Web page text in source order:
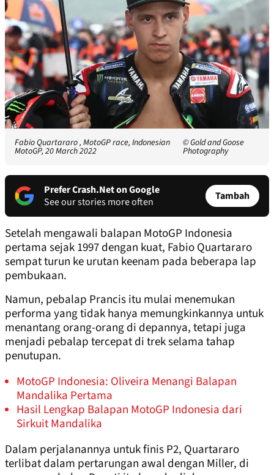
Fabio Quartararo , MotoGP race, Indonesian
MotoGP, 20 March 2022
© Gold and Goose
Photography
Prefer Crash.Net on Google
See our stories more often
Tambah
Setelah mengawali balapan MotoGP Indonesia
pertama sejak 1997 dengan kuat, Fabio Quartararo
sempat turun ke urutan keenam pada beberapa lap
pembukaan.
Namun, pebalap Prancis itu mulai menemukan
performa yang tidak hanya memungkinkannya untuk
menantang orang-orang di depannya, tetapi juga
menjadi pebalap tercepat di trek selama tahap
penutupan.
MotoGP Indonesia: Oliveira Menangi Balapan
Mandalika Pertama
Hasil Lengkap Balapan MotoGP Indonesia dari
Sirkuit Mandalika
Dalam perjalanannya untuk finis P2, Quartararo
terlibat dalam pertarungan awal dengan Miller, di